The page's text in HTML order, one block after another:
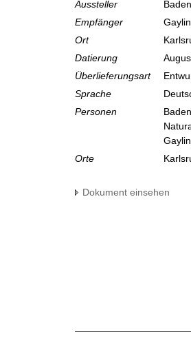
Aussteller
Empfänger
Ort
Datierung
Überlieferungsart
Sprache
Personen
Orte
Dokument einsehen